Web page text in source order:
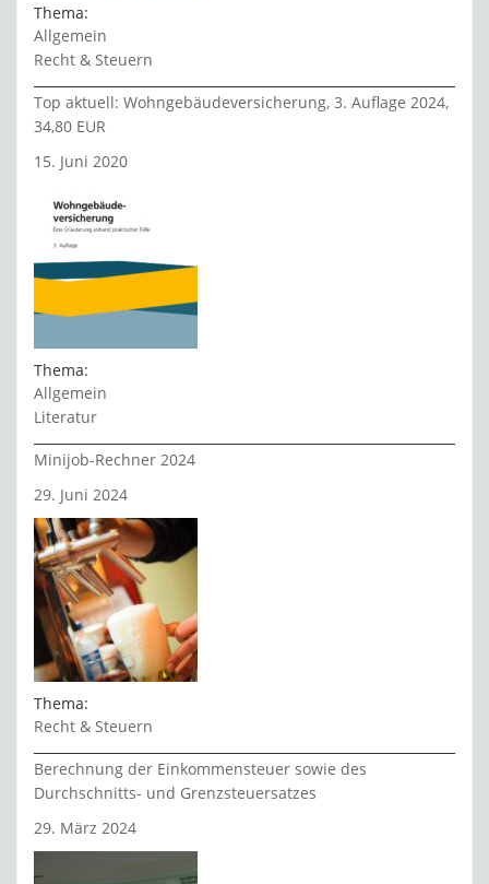
Thema:
Allgemein
Recht & Steuern
Top aktuell: Wohngebäudeversicherung, 3. Auflage 2024,
34,80 EUR
15. Juni 2020
Thema:
Allgemein
Literatur
Minijob-Rechner 2024
29. Juni 2024
Thema:
Recht & Steuern
Berechnung der Einkommensteuer sowie des
Durchschnitts- und Grenzsteuersatzes
29. März 2024